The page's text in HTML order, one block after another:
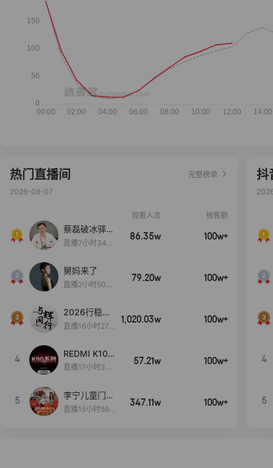
热门直播间
完整榜单
2026-08-07
观看人次 销售额
蔡磊破冰驿站
直播间好物分
直播7小时34分
86.35w 100w+
舅妈来了
直播2小时50分
79.20w 100w+
2026行稳致
远
直播16小时27
1,020.03w 100w+
4
REDMI K100
Pro系列新品
启！
直播17小时36
57.21w 100w+
5
李宁儿童门店
爆款赤兔8pr
直播15小时59
347.11w 100w+
抖
4
5